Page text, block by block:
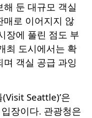
둔 대규모 객실
매로 이어지지 않
장에 풀린 점도 부
최 도시에서는 확
객실 공급 과잉
Seattle)’은
장이다. 관광청은